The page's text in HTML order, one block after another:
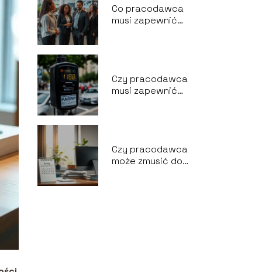
Co pracodawca
musi zapewnić
Czy pracodawca
musi zapewnić
Czy pracodawca
może zmusić do